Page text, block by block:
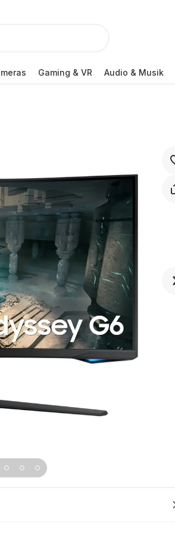
Gaming & VR Audio & Musik